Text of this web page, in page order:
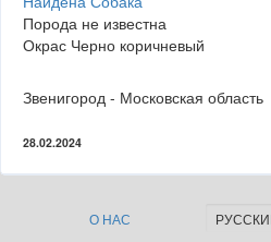
Порода не известна
Окрас Черно коричневый
Звенигород - Московская область
28.02.2024
О НАС